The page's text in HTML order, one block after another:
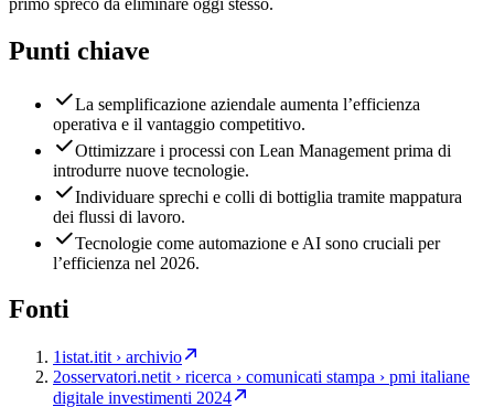
Punti chiave
La semplificazione aziendale aumenta l’efficienza
operativa e il vantaggio competitivo.
Ottimizzare i processi con Lean Management prima di
introdurre nuove tecnologie.
Individuare sprechi e colli di bottiglia tramite mappatura
dei flussi di lavoro.
Tecnologie come automazione e AI sono cruciali per
l’efficienza nel 2026.
Fonti
1istat.itit › archivio
2osservatori.netit › ricerca › comunicati stampa › pmi italiane
digitale investimenti 2024